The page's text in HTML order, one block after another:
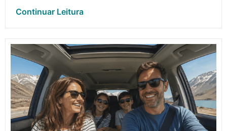
Continuar Leitura